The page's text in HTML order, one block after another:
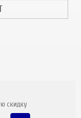
скидку